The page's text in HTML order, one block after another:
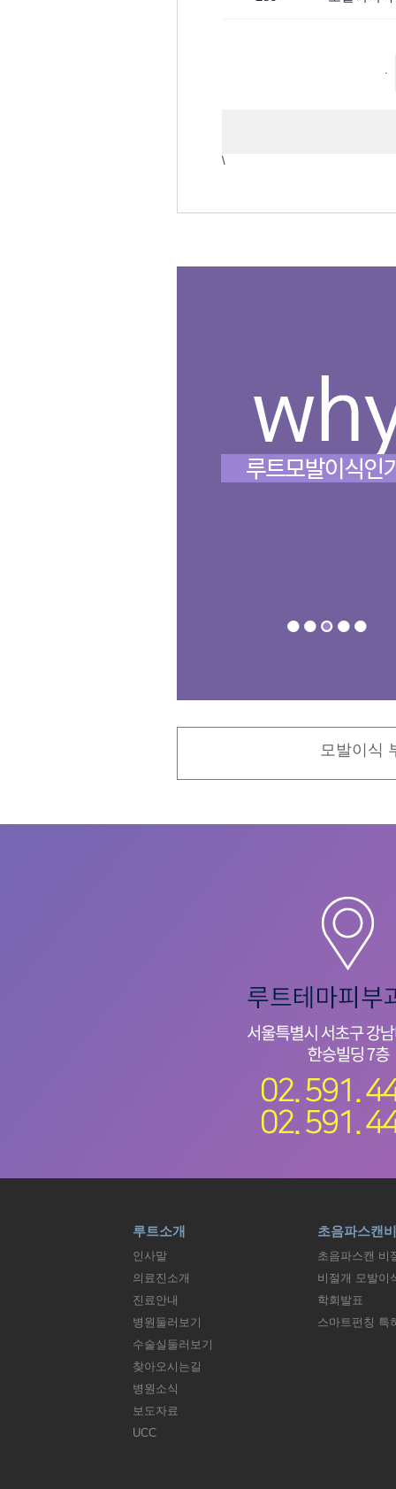
.
\
모발이식
루트소개
인사말
의료진소개
진료안내
병원둘러보기
수술실둘러보기
찾아오시는길
병원소식
보도자료
UCC
초음파스캔
초음파스캔 비
비절개 모발이
학회발표
스마트펀칭 특